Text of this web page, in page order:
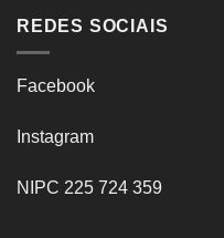
REDES SOCIAIS
Facebook
Instagram
NIPC 225 724 359